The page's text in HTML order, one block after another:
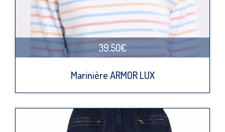
39.50€
Marinière ARMOR LUX